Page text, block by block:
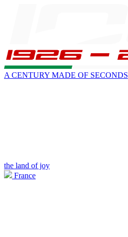
A CENTURY MADE OF SECONDS
the land of joy
France